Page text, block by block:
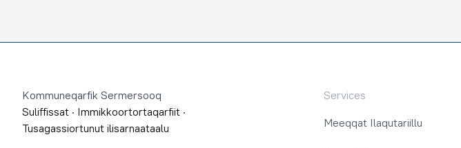
Kommuneqarfik Sermersooq
Suliffissat · Immikkoortortaqarfiit ·
Tusagassiortunut ilisarnaataalu
Services
Meeqqat Ilaqutariillu